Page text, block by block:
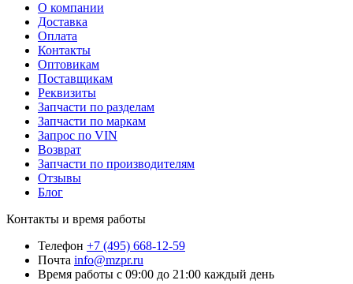
О компании
Доставка
Оплата
Контакты
Оптовикам
Поставщикам
Реквизиты
Запчасти по разделам
Запчасти по маркам
Запрос по VIN
Возврат
Запчасти по производителям
Отзывы
Блог
Контакты и время работы
Телефон +7 (495) 668-12-59
Почта info@mzpr.ru
Время работы с 09:00 до 21:00 каждый день